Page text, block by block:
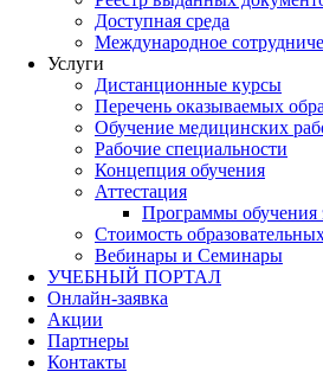
Доступная среда
Международное
Услуги
Дистанционные курсы
Перечень оказываемых
Обучение медицинских
Рабочие специальности
Концепция обучения
Аттестация
Программы обучения
Стоимость
Вебинары и Семинары
УЧЕБНЫЙ ПОРТАЛ
Онлайн-заявка
Акции
Партнеры
Контакты